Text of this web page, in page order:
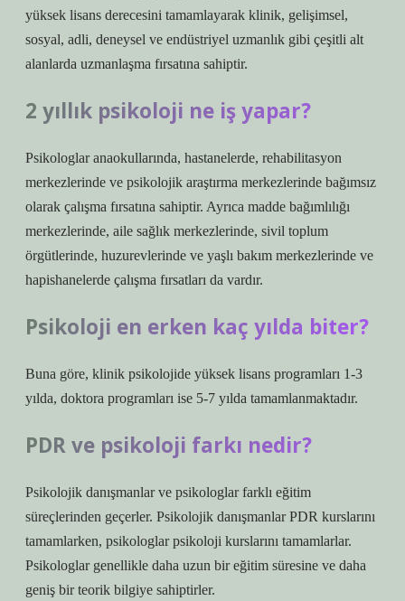
yüksek lisans derecesini tamamlayarak klinik, gelişimsel,
sosyal, adli, deneysel ve endüstriyel uzmanlık gibi çeşitli alt
alanlarda uzmanlaşma fırsatına sahiptir.
2 yıllık psikoloji ne iş yapar?
Psikologlar anaokullarında, hastanelerde, rehabilitasyon
merkezlerinde ve psikolojik araştırma merkezlerinde bağımsız
olarak çalışma fırsatına sahiptir. Ayrıca madde bağımlılığı
merkezlerinde, aile sağlık merkezlerinde, sivil toplum
örgütlerinde, huzurevlerinde ve yaşlı bakım merkezlerinde ve
hapishanelerde çalışma fırsatları da vardır.
Psikoloji en erken kaç yılda biter?
Buna göre, klinik psikolojide yüksek lisans programları 1-3
yılda, doktora programları ise 5-7 yılda tamamlanmaktadır.
PDR ve psikoloji farkı nedir?
Psikolojik danışmanlar ve psikologlar farklı eğitim
süreçlerinden geçerler. Psikolojik danışmanlar PDR kurslarını
tamamlarken, psikologlar psikoloji kurslarını tamamlarlar.
Psikologlar genellikle daha uzun bir eğitim süresine ve daha
geniş bir teorik bilgiye sahiptirler.